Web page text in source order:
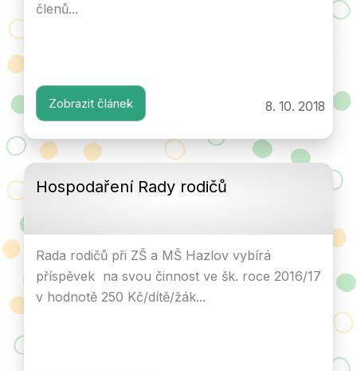
8. 10. 2018
členů...
Zobrazit článek
Hospodaření Rady rodičů
Rada rodičů při ZŠ a MŠ Hazlov vybírá
příspěvek na svou činnost ve šk. roce 2016/17
v hodnotě 250 Kč/dítě/žák...